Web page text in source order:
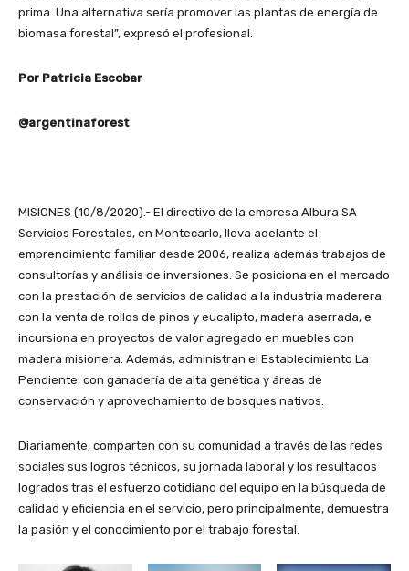
prima. Una alternativa sería promover las plantas de energía de
biomasa forestal”, expresó el profesional.
Por Patricia Escobar
@argentinaforest
MISIONES (10/8/2020).- El directivo de la empresa Albura SA
Servicios Forestales, en Montecarlo, lleva adelante el
emprendimiento familiar desde 2006, realiza además trabajos de
consultorías y análisis de inversiones. Se posiciona en el mercado
con la prestación de servicios de calidad a la industria maderera
con la venta de rollos de pinos y eucalipto, madera aserrada, e
incursiona en proyectos de valor agregado en muebles con
madera misionera. Además, administran el Establecimiento La
Pendiente, con ganadería de alta genética y áreas de
conservación y aprovechamiento de bosques nativos.
Diariamente, comparten con su comunidad a través de las redes
sociales sus logros técnicos, su jornada laboral y los resultados
logrados tras el esfuerzo cotidiano del equipo en la búsqueda de
calidad y eficiencia en el servicio, pero principalmente, demuestra
la pasión y el conocimiento por el trabajo forestal.